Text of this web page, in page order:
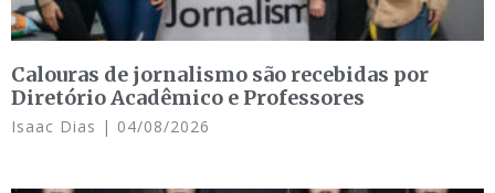
Calouras de jornalismo são recebidas por
Diretório Acadêmico e Professores
Isaac Dias 04/08/2026